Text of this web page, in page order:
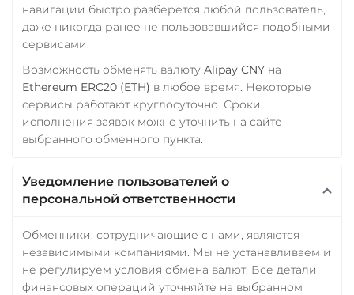
навигации быстро разберется любой пользователь,
даже никогда ранее не пользовавшийся подобными
сервисами.
Возможность обменять валюту Alipay CNY на
Ethereum ERC20 (ETH) в любое время. Некоторые
сервисы работают круглосуточно. Сроки
исполнения заявок можно уточнить на сайте
выбранного обменного пункта.
Уведомление пользователей о
персональной ответственности
Обменники, сотрудничающие с нами, являются
независимыми компаниями. Мы не устанавливаем и
не регулируем условия обмена валют. Все детали
финансовых операций уточняйте на выбранном